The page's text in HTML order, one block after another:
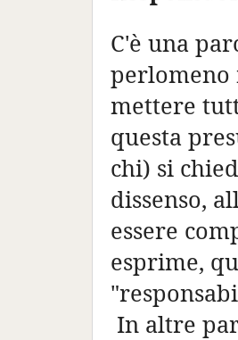
C'è una
perlomeno
mettere
questa
chi) si
dissenso,
essere
esprime,
In altre